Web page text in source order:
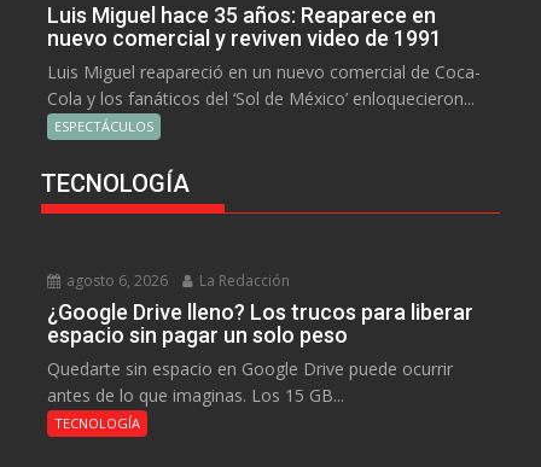
Luis Miguel hace 35 años: Reaparece en
nuevo comercial y reviven video de 1991
Luis Miguel reapareció en un nuevo comercial de Coca-
Cola y los fanáticos del ‘Sol de México’ enloquecieron...
ESPECTÁCULOS
TECNOLOGÍA
agosto 6, 2026 La Redacción
¿Google Drive lleno? Los trucos para liberar
espacio sin pagar un solo peso
Quedarte sin espacio en Google Drive puede ocurrir
antes de lo que imaginas. Los 15 GB...
TECNOLOGÍA